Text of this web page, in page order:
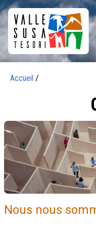
Accueil /
Nous nous